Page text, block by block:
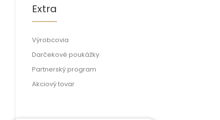
Extra
Výrobcovia
Darčekové poukážky
Partnerský program
Akciový tovar